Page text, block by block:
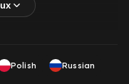
Polish
Russian